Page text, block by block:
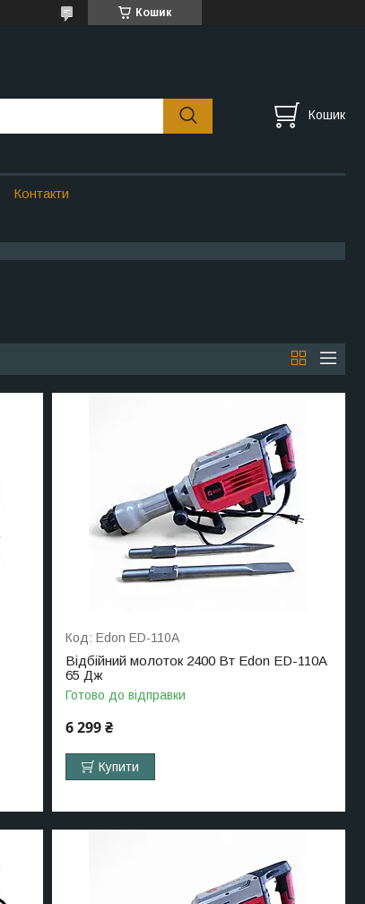
Кошик
Кошик
Контакти
Edon ED-110A
Відбійний молоток 2400 Вт Edon ED-110A
65 Дж
Готово до відправки
6 299 ₴
Купити